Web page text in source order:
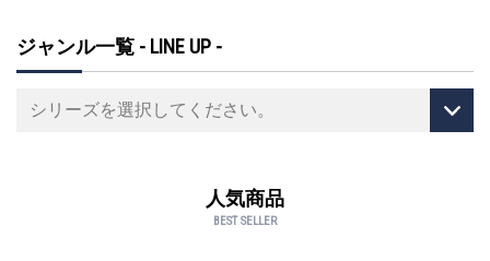
ジャンル一覧 - LINE UP -
人気商品
BEST SELLER